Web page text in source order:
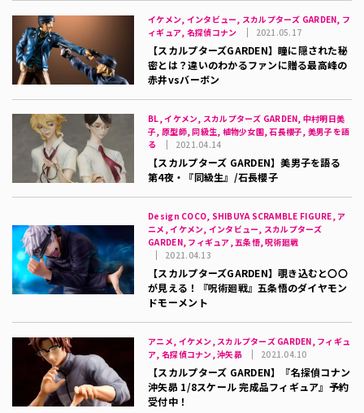
イケメン, インタビュー, スカルプターズ GARDEN, フ
ィギュア, 名探偵コナン
2021.05.17
【スカルプターズGARDEN】瞳に隠された秘
密とは？違いのわかるファンに贈る最高峰の
赤井vsバーボン
BL, イケメン, スカルプターズ GARDEN, 中村明日美
子, 原型師, 同級生, 植物少女園, 石長櫻子, 美男子を語
る
2021.04.14
【スカルプターズ GARDEN】美男子を語る
第4夜・『同級生』/石長櫻子
Design COCO, SHIBUYA SCRAMBLE FIGURE, ア
ニメ, イケメン, インタビュー, スカルプターズ
GARDEN, フィギュア, 五条悟, 呪術廻戦
2021.04.13
【スカルプターズGARDEN】覗き込むと〇〇
が見える！『呪術廻戦』五条悟のダイヤモン
ドモーメント
アニメ, イケメン, スカルプターズ GARDEN, フィギュ
ア, 名探偵コナン, 沖矢昴
2021.04.10
【スカルプターズ GARDEN】『名探偵コナン
沖矢昴 1/8スケール 完成品フィギュア』予約
受付中！